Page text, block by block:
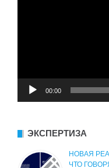
00:00
ЭКСПЕРТИЗА
НОВАЯ
ЧТО